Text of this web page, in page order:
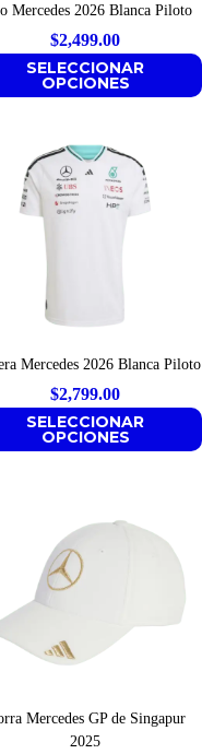
Mercedes 2026 Blanca Piloto
$2,499.00
SELECCIONAR
OPCIONES
Mercedes 2026 Blanca Piloto
$2,799.00
SELECCIONAR
OPCIONES
Mercedes GP de Singapur
2025